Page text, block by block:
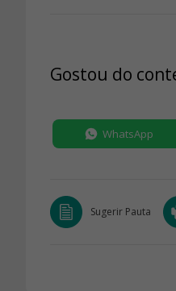
Gostou do
WhatsApp
Sugerir Pauta